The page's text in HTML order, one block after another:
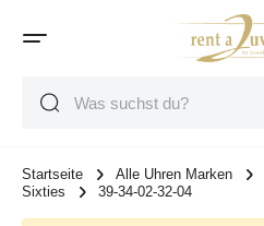
Startseite Alle Uhren Marken
Sixties
39-34-02-32-04